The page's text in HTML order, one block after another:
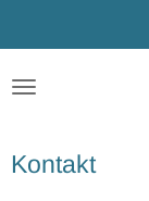
Hauptinhalt
springen
Kontakt